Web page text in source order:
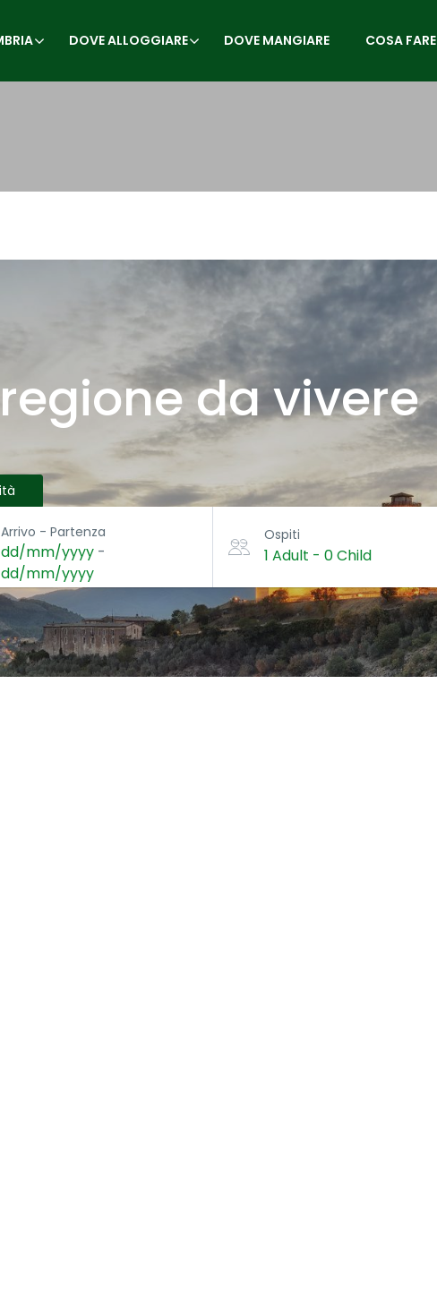
DOVE ALLOGGIARE DOVE MANGIARE COSA FARE
da vivere
Arrivo - Partenza
dd/mm/yyyy -
dd/mm/yyyy
Ospiti
1 Adult - 0 Child